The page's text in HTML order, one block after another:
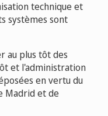
technique et
systèmes sont
au plus tôt des
et l'administration
en vertu du
Madrid et de